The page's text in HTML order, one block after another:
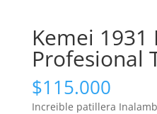
Kemei
Profesional
$115.000
Increible patillera